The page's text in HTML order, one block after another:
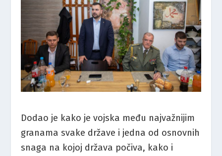
Dodao je kako je vojska među najvažnijim
granama svake države i jedna od osnovnih
snaga na kojoj država počiva, kako i